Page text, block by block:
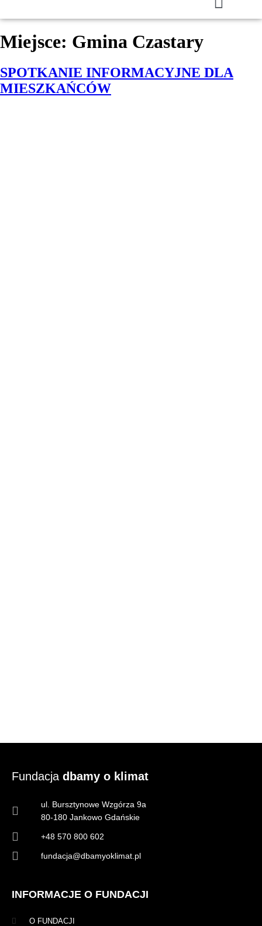
Miejsce: Gmina Czastary
SPOTKANIE INFORMACYJNE DLA
MIESZKAŃCÓW
Fundacja dbamy o klimat
ul. Bursztynowe Wzgórza 9a
80-180 Jankowo Gdańskie
+48 570 800 602
fundacja@dbamyoklimat.pl
INFORMACJE O FUNDACJI
O FUNDACJI